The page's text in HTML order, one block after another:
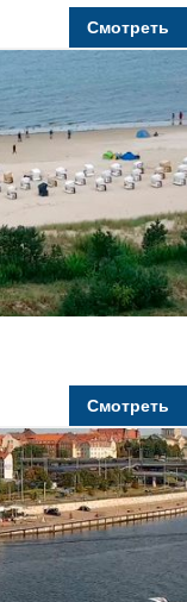
Смотреть
Смотреть